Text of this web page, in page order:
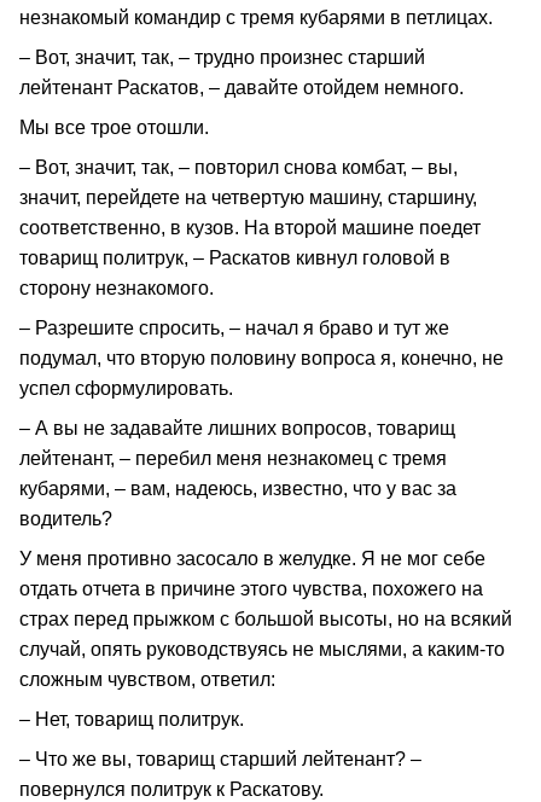
незнакомый командир с тремя кубарями в петлицах.
– Вот, значит, так, – трудно произнес старший
лейтенант Раскатов, – давайте отойдем немного.
Мы все трое отошли.
– Вот, значит, так, – повторил снова комбат, – вы,
значит, перейдете на четвертую машину, старшину,
соответственно, в кузов. На второй машине поедет
товарищ политрук, – Раскатов кивнул головой в
сторону незнакомого.
– Разрешите спросить, – начал я браво и тут же
подумал, что вторую половину вопроса я, конечно, не
успел сформулировать.
– А вы не задавайте лишних вопросов, товарищ
лейтенант, – перебил меня незнакомец с тремя
кубарями, – вам, надеюсь, известно, что у вас за
водитель?
У меня противно засосало в желудке. Я не мог себе
отдать отчета в причине этого чувства, похожего на
страх перед прыжком с большой высоты, но на всякий
случай, опять руководствуясь не мыслями, а каким-то
сложным чувством, ответил:
– Нет, товарищ политрук.
– Что же вы, товарищ старший лейтенант? –
повернулся политрук к Раскатову.